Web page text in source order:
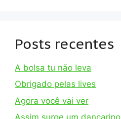
Posts recentes
A bolsa tu não leva
Obrigado pelas lives
Agora você vai ver